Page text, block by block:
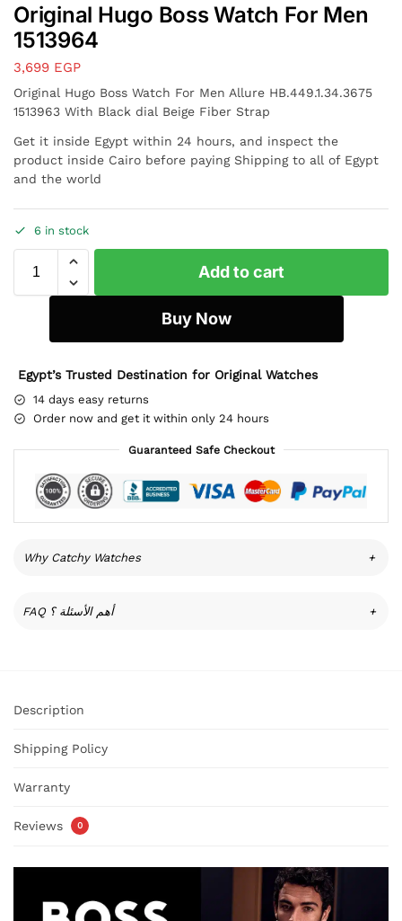
Original Hugo Boss Watch For Men
1513964
3,699 EGP
Original Hugo Boss Watch For Men Allure HB.449.1.34.3675
1513963 With Black dial Beige Fiber Strap
Get it inside Egypt within 24 hours, and inspect the
product inside Cairo before paying Shipping to all of Egypt
and the world
6 in stock
Add to cart
Buy Now
Egypt’s Trusted Destination for Original Watches
14 days easy returns
Order now and get it within only 24 hours
Guaranteed Safe Checkout
Why Catchy Watches +
FAQ أهم الأسئلة ؟ +
Description
Shipping Policy
Warranty
Reviews 0